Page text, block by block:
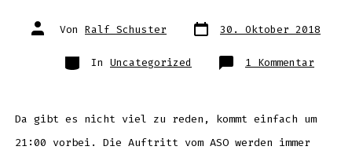
Beitragsautor
Von Ralf Schuster Veröffentlichungsdatum
30. Oktober 2018
Kategorien
In Uncategorized 1 Kommentar
Da gibt es nicht viel zu reden, kommt einfach um
21:00 vorbei. Die Auftritt vom ASO werden immer